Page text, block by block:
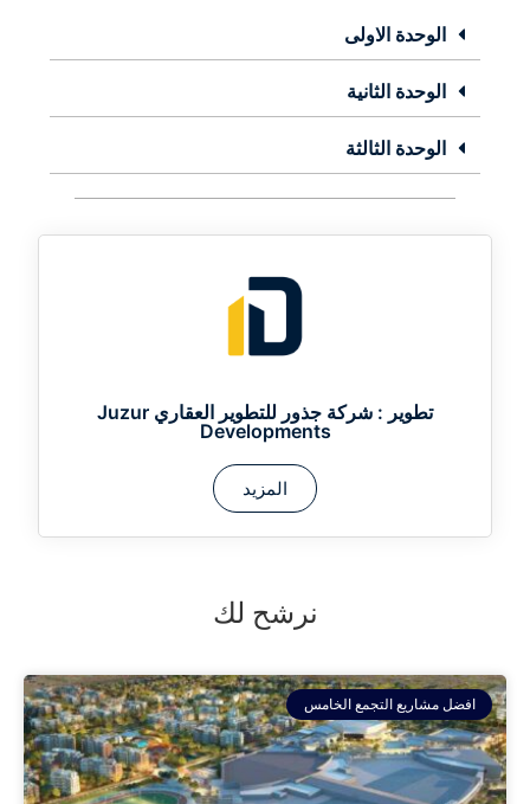
الوحدة الاولى
الوحدة الثانية
الوحدة الثالثة
تطوير :
شركة جذور للتطوير العقاري Juzur
Developments
المزيد
نرشح لك
افضل مشاريع التجمع الخامس